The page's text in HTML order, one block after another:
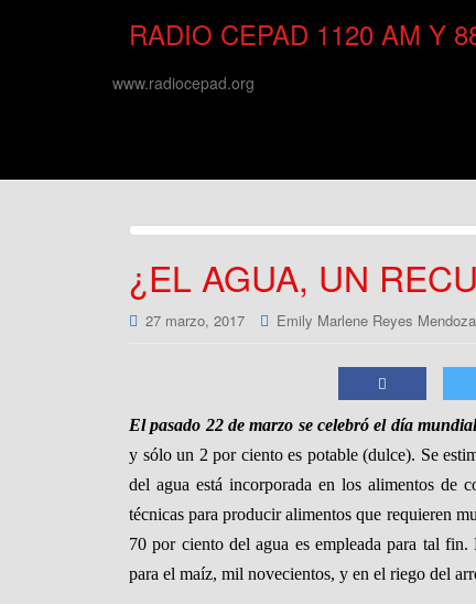
RADIO CEPAD 1120 AM Y
www.radiocepad.org
¿EL AGUA, UN
27 marzo, 2017 Emily Marlene Reyes Mendoza
El pasado 22 de marzo se celebró el día
y sólo un 2 por ciento es potable (dulce). Se
del agua está incorporada en los alimentos de
técnicas para producir alimentos que requieren
70 por ciento del agua es empleada para tal
para el maíz, mil novecientos, y en el riego del